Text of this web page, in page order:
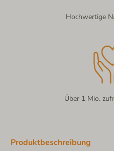
Hochwertige
Über 1 Mio.
Produktbeschreibung